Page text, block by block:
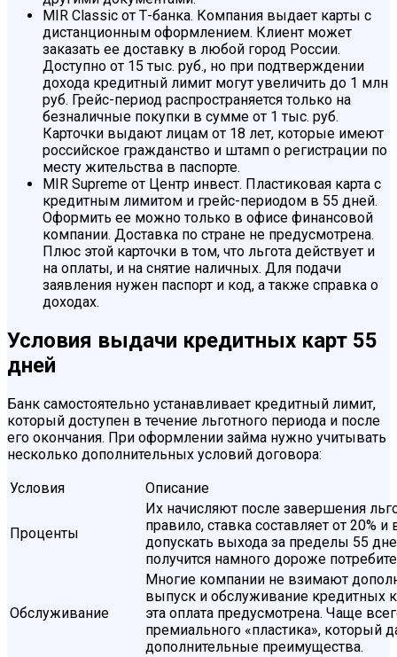
MIR Classic от Т-банка. Компания выдает карты с
дистанционным оформлением. Клиент может
заказать ее доставку в любой город России.
Доступно от 15 тыс. руб., но при подтверждении
дохода кредитный лимит могут увеличить до 1 млн
руб. Грейс-период распространяется только на
безналичные покупки в сумме от 1 тыс. руб.
Карточки выдают лицам от 18 лет, которые имеют
российское гражданство и штамп о регистрации по
месту жительства в паспорте.
MIR Supreme от Центр инвест. Пластиковая карта с
кредитным лимитом и грейс-периодом в 55 дней.
Оформить ее можно только в офисе финансовой
компании. Доставка по стране не предусмотрена.
Плюс этой карточки в том, что льгота действует и
на оплаты, и на снятие наличных. Для подачи
заявления нужен паспорт и код, а также справка о
доходах.
Условия выдачи кредитных карт 55
дней
Банк самостоятельно устанавливает кредитный лимит,
который доступен в течение льготного периода и после
его окончания. При оформлении займа нужно учитывать
несколько дополнительных условий договора:
Условия
Описание
Проценты
Их начисляют после завершения
правило, ставка составляет от 20%
допускать выхода за пределы 55
получится намного дороже
Обслуживание
Многие компании не взимают
выпуск и обслуживание кредитных
эта оплата предусмотрена. Чаще
премиального «пластика», который
дополнительные преимущества.